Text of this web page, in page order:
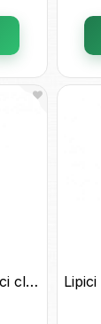
Lipici decor cu sclipici clasic Maxi tub 60ml.verde neon MX61761